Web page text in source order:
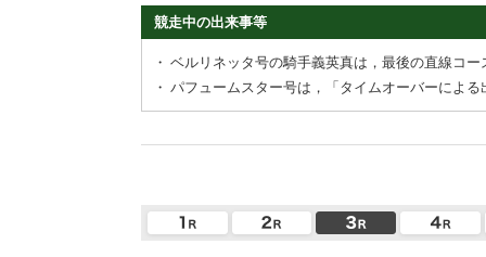
競走中の出来事等
・ ベルリネッタ号の騎手義英真は，最後の直線コ
・ パフュームスター号は，「タイムオーバーによ